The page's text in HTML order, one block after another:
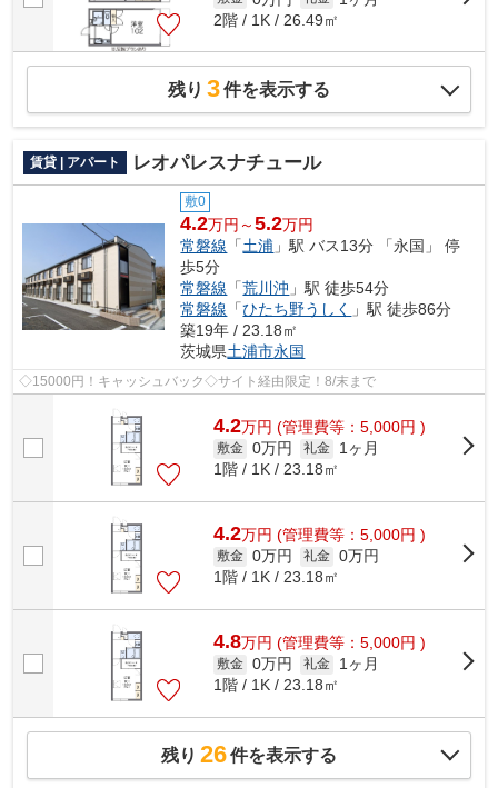
2階 / 1K / 26.49㎡
残り 3件を表示する
賃貸 | アパート レオパレスナチュール
敷0
4.2万円～5.2万円
常磐線 「土浦 」駅 バス13分 「永国」 停
歩5分
常磐線 「荒川沖 」駅 徒歩54分
常磐線 「ひたち野うしく
」駅 徒歩86分
築19年 / 23.18㎡
茨城県土浦市永国
◇15000円！キャッシュバック◇サイト経由限定！8/末まで
4.2万円 (管理費等：5,000円 )
敷金 0万円 礼金
1ヶ月
1階 / 1K / 23.18㎡
4.2万円 (管理費等：5,000円 )
敷金 0万円 礼金 0万円
1階 / 1K / 23.18㎡
4.8万円 (管理費等：5,000円 )
敷金 0万円 礼金
1ヶ月
1階 / 1K / 23.18㎡
残り 26件を表示する